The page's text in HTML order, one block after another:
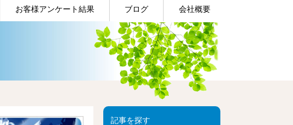
主な廃棄物処理の事例
お客様アンケート結果 ブログ 会社概要
記事を探す